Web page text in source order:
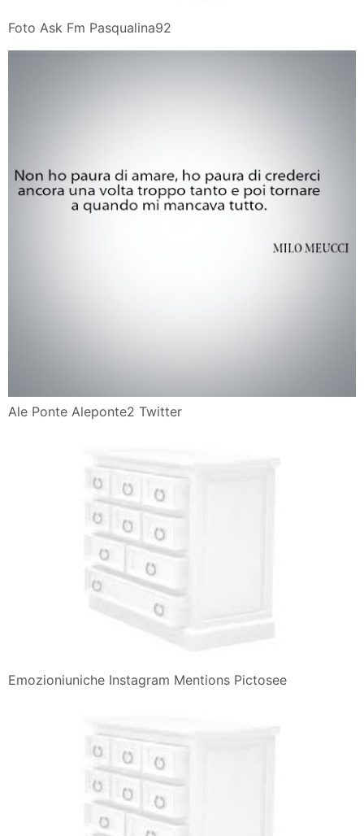
Foto Ask Fm Pasqualina92
Ale Ponte Aleponte2 Twitter
Emozioniuniche Instagram Mentions Pictosee